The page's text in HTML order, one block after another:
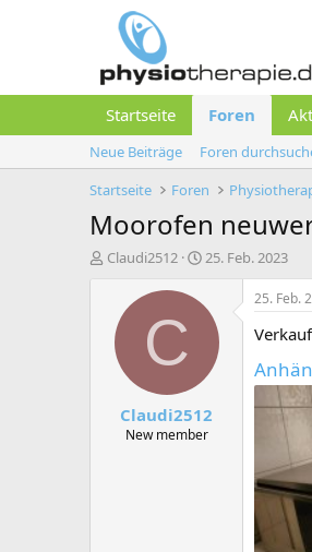
Startseite Foren
Neue Beiträge
Foren
Startseite
Foren
Moorofen
E
Claudi2512
E
t
l
a
m
25. Feb. 2023
C
Claudi2512
New member
25. Feb.